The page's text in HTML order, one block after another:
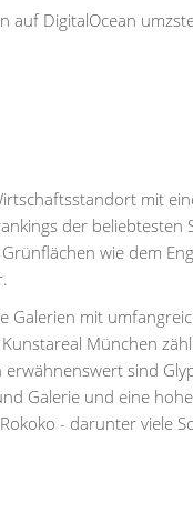
auf DigitalOcean
mit
der beliebtesten
wie dem
Galerien mit
München
sind
Galerie und eine
- darunter viele